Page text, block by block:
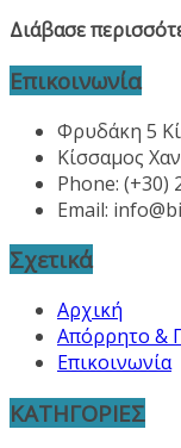
Διάβασε
Επικοινωνία
Φρυδάκη 5
Κίσσαμος
Phone: (+30)
Email:
Σχετικά
Αρχική
Απόρρητο &
Επικοινωνία
ΚΑΤΗΓΟΡΙΕΣ